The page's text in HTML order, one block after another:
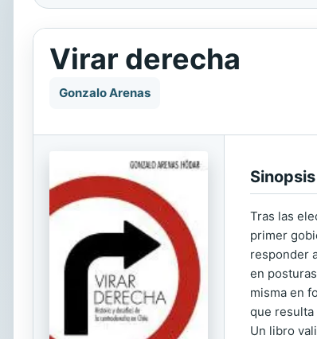
Virar derecha
Gonzalo Arenas
Tras las
primer
responder
en
misma en
que resulta
Un libro